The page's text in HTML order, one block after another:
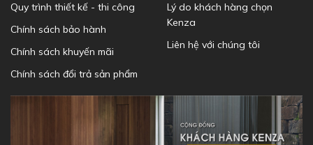
Quy trình thiết kế - thi công
Chính sách bảo hành
Chính sách khuyến mãi
Chính sách đổi trả sản phẩm
Lý do khách hàng chọn
Kenza
Liên hệ với chúng tôi